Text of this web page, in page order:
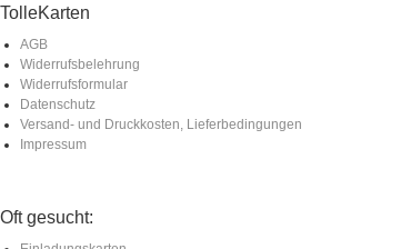
TolleKarten
AGB
Widerrufsbelehrung
Widerrufsformular
Datenschutz
Versand- und Druckkosten, Lieferbedingungen
Impressum
Oft gesucht: